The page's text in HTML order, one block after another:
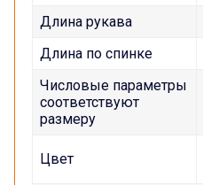
Длина рукава
Длина по спинке
Числовые параметры
соответствуют
размеру
Цвет